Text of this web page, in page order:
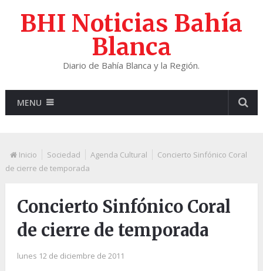
BHI Noticias Bahía
Blanca
Diario de Bahía Blanca y la Región.
MENU
Inicio Sociedad Agenda Cultural
Concierto Sinfónico Coral
de cierre de temporada
Concierto Sinfónico Coral
de cierre de temporada
lunes 12 de diciembre de 2011